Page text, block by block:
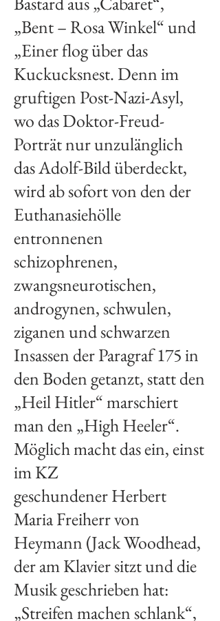
„Bent – Rosa Winkel“ und
„Einer flog über das
Kuckucksnest. Denn im
gruftigen Post-Nazi-Asyl,
wo das Doktor-Freud-
Porträt nur unzulänglich
das Adolf-Bild überdeckt,
wird ab sofort von den der
Euthanasiehölle
entronnenen
schizophrenen,
zwangsneurotischen,
androgynen, schwulen,
ziganen und schwarzen
Insassen der Paragraf 175 in
den Boden getanzt, statt den
„Heil Hitler“ marschiert
man den „High Heeler“.
Möglich macht das ein, einst
im KZ
geschundener Herbert
Maria Freiherr von
Heymann (Jack Woodhead,
der am Klavier sitzt und die
Musik geschrieben hat:
„Streifen machen schlank“,